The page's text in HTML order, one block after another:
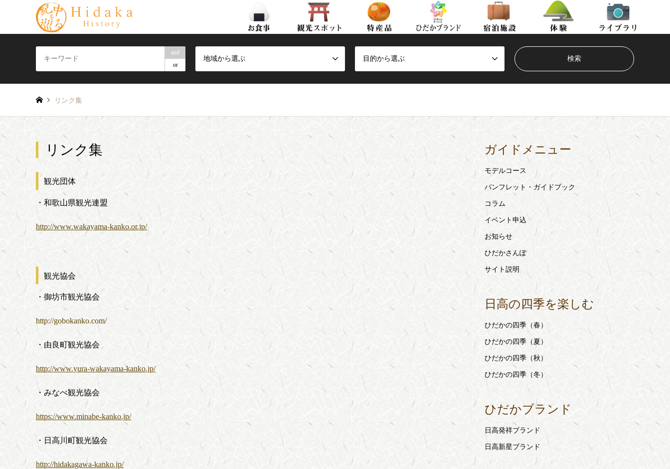
and
or
地域から選ぶ 目的から選ぶ
リンク集
リンク集
観光団体
・和歌山県観光連盟
http://www.wakayama-kanko.or.jp/
観光協会
・御坊市観光協会
http://gobokanko.com/
・由良町観光協会
http://www.yura-wakayama-kanko.jp/
・みなべ観光協会
https://www.minabe-kanko.jp/
・日高川町観光協会
http://hidakagawa-kanko.jp/
ガイドメニュー
モデルコース
パンフレット・ガイドブック
コラム
イベント申込
お知らせ
ひだかさんぽ
サイト説明
日高の四季を楽しむ
ひだかの四季（春）
ひだかの四季（夏）
ひだかの四季（秋）
ひだかの四季（冬）
ひだかブランド
日高発祥ブランド
日高新星ブランド